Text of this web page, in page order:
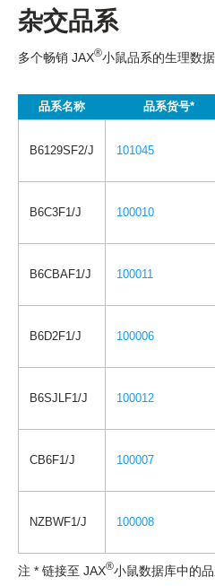
杂交品系
多个畅销 JAX®小鼠品系的生理数
品系名称 品系货号*
B6129SF2/J 101045
B6C3F1/J 100010
B6CBAF1/J 100011
B6D2F1/J 100006
B6SJLF1/J 100012
CB6F1/J 100007
NZBWF1/J 100008
注 * 链接至 JAX®小鼠数据库中的